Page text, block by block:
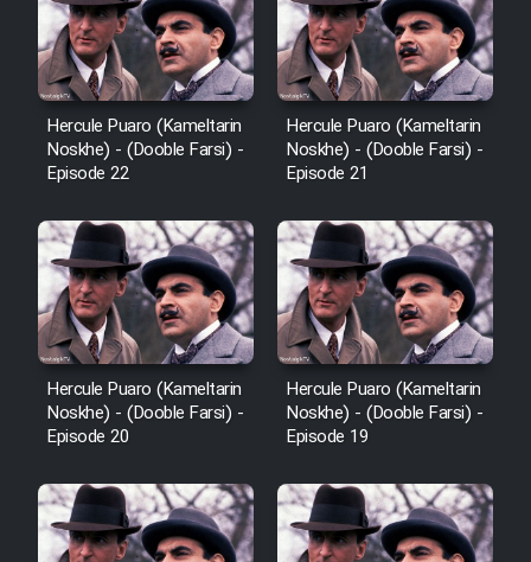
Hercule Puaro (Kameltarin
Noskhe) - (Dooble Farsi) -
Episode 22
Hercule Puaro (Kameltarin
Noskhe) - (Dooble Farsi) -
Episode 21
Hercule Puaro (Kameltarin
Noskhe) - (Dooble Farsi) -
Episode 20
Hercule Puaro (Kameltarin
Noskhe) - (Dooble Farsi) -
Episode 19